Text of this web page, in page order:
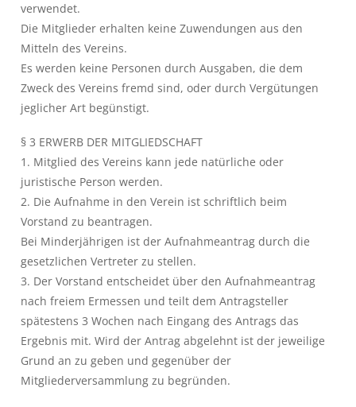
verwendet.
Die Mitglieder erhalten keine Zuwendungen aus den
Mitteln des Vereins.
Es werden keine Personen durch Ausgaben, die dem
Zweck des Vereins fremd sind, oder durch Vergütungen
jeglicher Art begünstigt.
§ 3 ERWERB DER MITGLIEDSCHAFT
1. Mitglied des Vereins kann jede natürliche oder
juristische Person werden.
2. Die Aufnahme in den Verein ist schriftlich beim
Vorstand zu beantragen.
Bei Minderjährigen ist der Aufnahmeantrag durch die
gesetzlichen Vertreter zu stellen.
3. Der Vorstand entscheidet über den Aufnahmeantrag
nach freiem Ermessen und teilt dem Antragsteller
spätestens 3 Wochen nach Eingang des Antrags das
Ergebnis mit. Wird der Antrag abgelehnt ist der jeweilige
Grund an zu geben und gegenüber der
Mitgliederversammlung zu begründen.